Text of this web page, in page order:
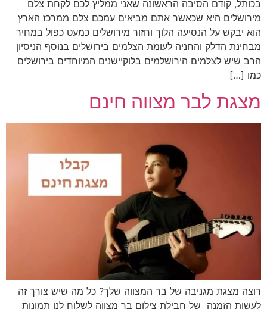
בכותל, קודם הסיבה הראשונה שאני ממליץ לכם לקחת צלם
מירושלים היא שכאשר אתם מביאים עמכם צלם ממרכז הארץ
הוא יבקש על הנסיעה הלוך וחזור מירושלים כמעט כפול במחיר
מבחינת הדלק והחניה לעומת הצלמים בירושלים בנוסף הניסיון
הרב שיש לצלמים הירושלמים בלוקיישנים המיוחדים בירושלים
כמו […]
מצגת לבר מצווה חינם
רוצה מצגת מגניבה של בר המצווה שלך? כל מה שיש צורך זה
לעשות הזמנה של חבילת צילום בר מצווה לשלוח לנו תמונות